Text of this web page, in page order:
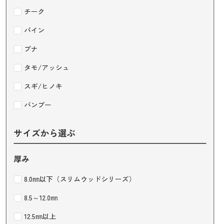
チーク
パイン
ブナ
タモ/アッシュ
スギ/ヒノキ
バンブー
サイズから選ぶ
厚み
8.0㎜以下（スリムウッドシリーズ）
8.5～12.0㎜
12.5㎜以上